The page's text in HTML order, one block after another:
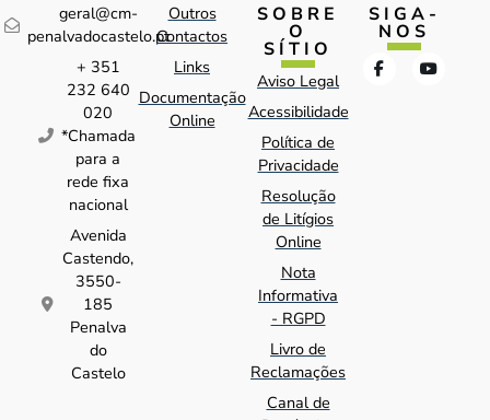
geral@cm-
penalvadocastelo.pt
+ 351
232 640
020
*Chamada
para a
rede fixa
nacional
Avenida
Castendo,
3550-
185
Penalva
do
Castelo
Outros
Contactos
Links
Documentação
Online
SOBRE
O
SÍTIO
Aviso Legal
Acessibilidade
Política de
Privacidade
Resolução
de Litígios
Online
Nota
Informativa
- RGPD
Livro de
Reclamações
Canal de
SIGA-
NOS